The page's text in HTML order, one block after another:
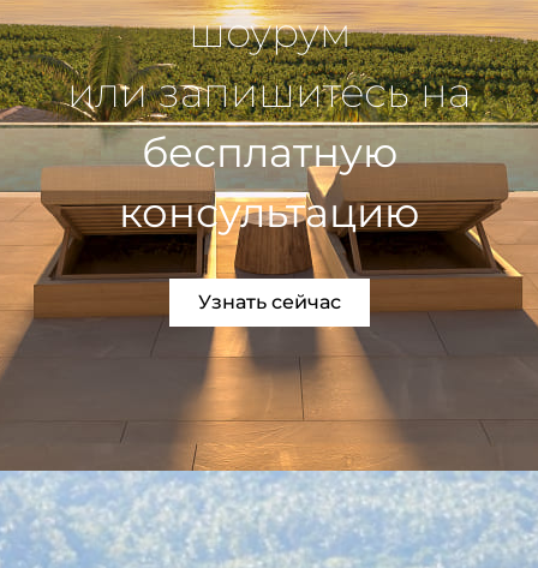
шоурум
или запишитесь на
бесплатную
консультацию
Узнать сейчас